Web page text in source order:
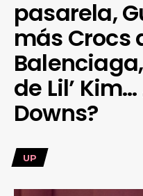
pasarela,
más Crocs
de Lil’
Downs?
UP